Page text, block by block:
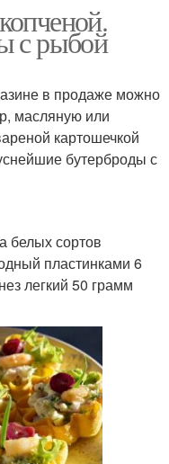
с рыбой
в продаже можно
масляную или
картошечкой
бутерброды с
белых сортов
пластинками 6
легкий 50 грамм